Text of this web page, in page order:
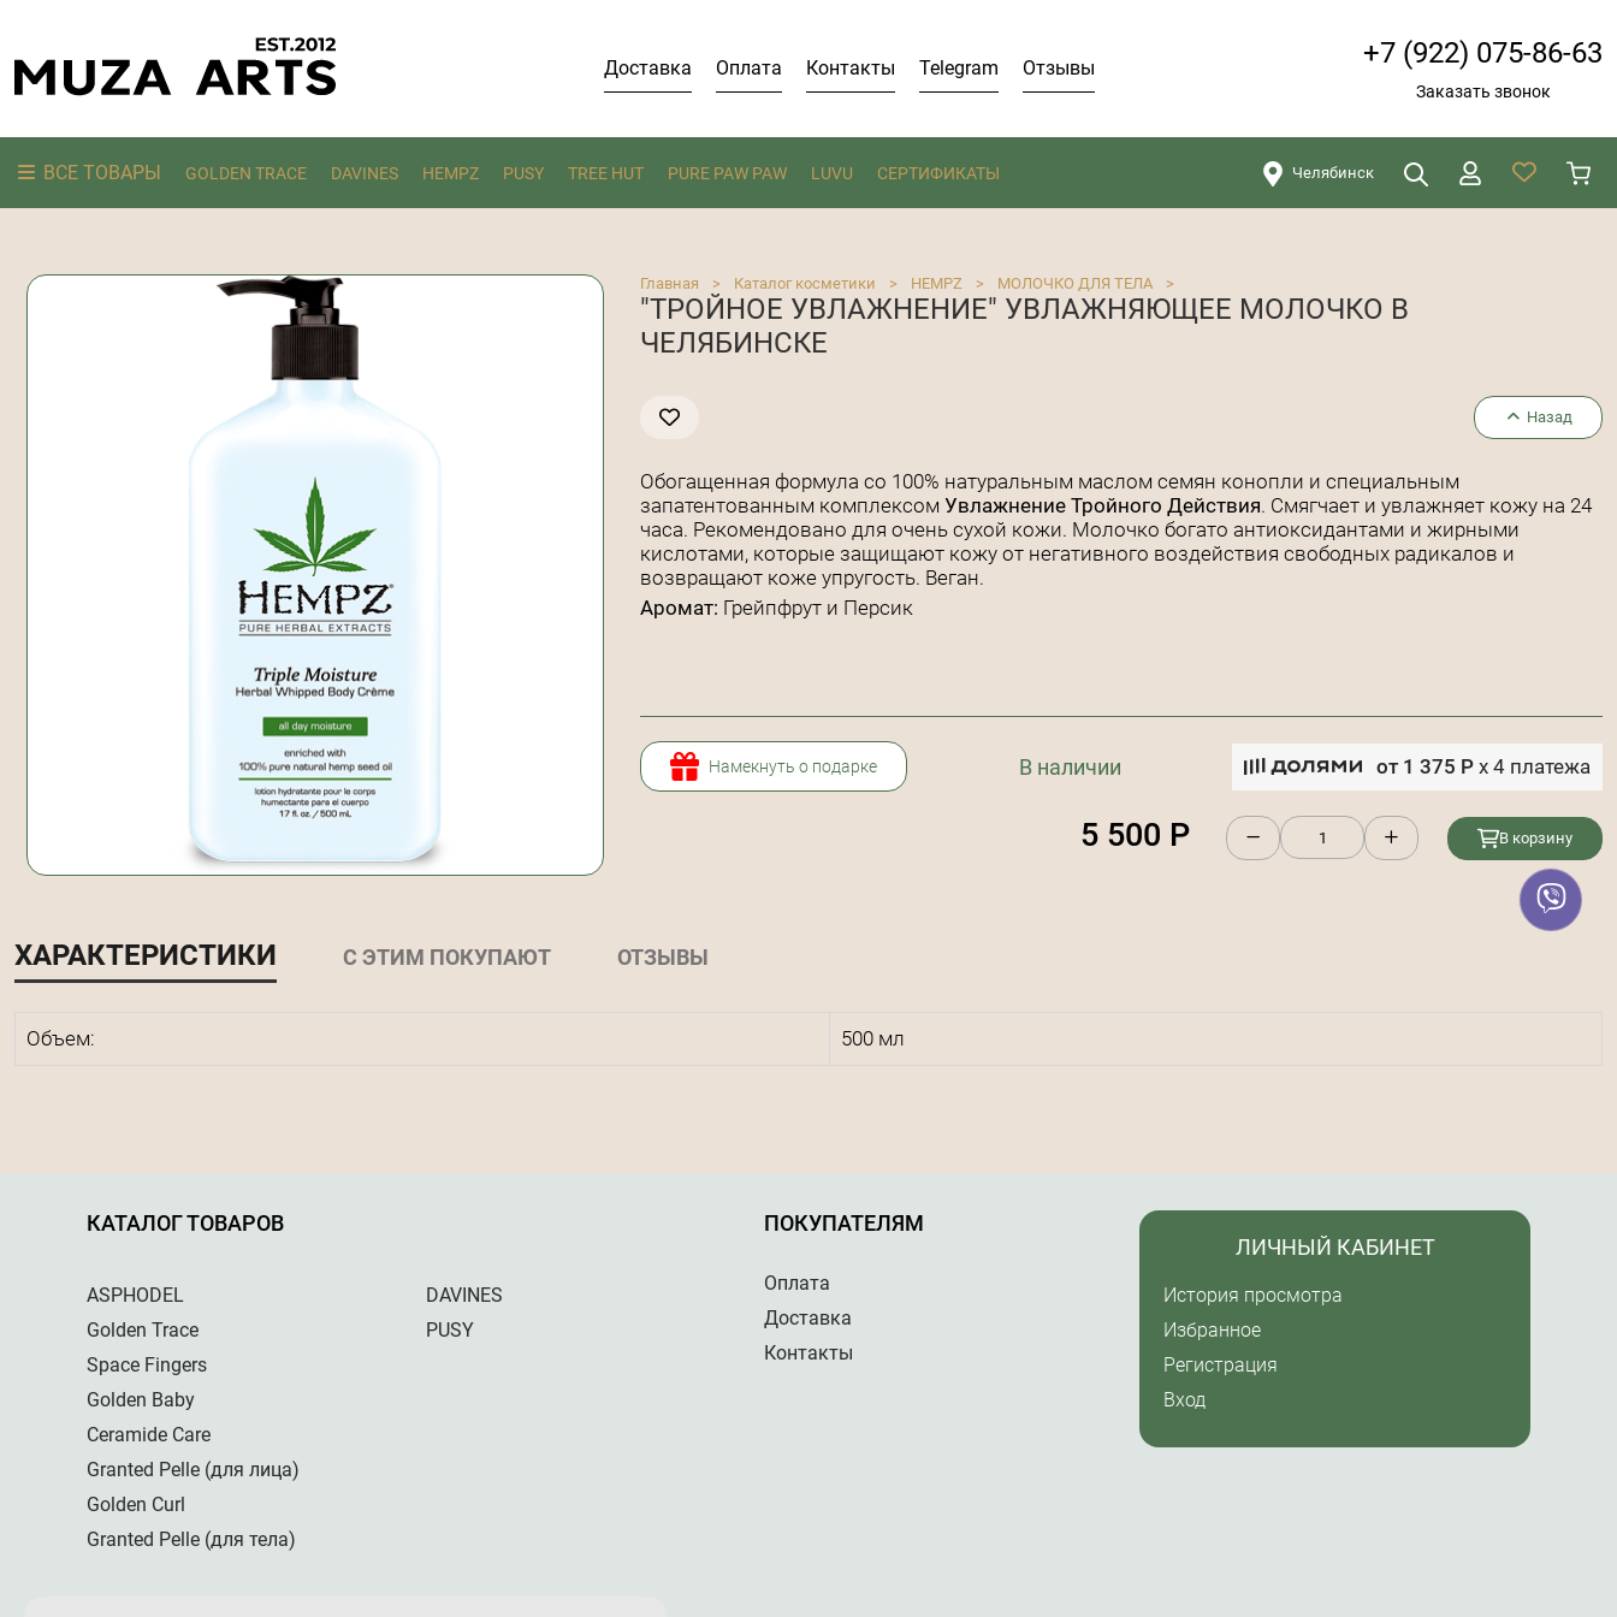
Доставка Оплата Контакты Telegram Отзывы +7 (922) 075-86-63
Заказать звонок
ВСЕ ТОВАРЫ GOLDEN TRACE DAVINES HEMPZ PUSY TREE HUT PURE PAW PAW LUVU СЕРТИФИКАТЫ Челябинск
Главная
> Каталог косметики > HEMPZ > МОЛОЧКО ДЛЯ ТЕЛА >
"ТРОЙНОЕ УВЛАЖНЕНИЕ" УВЛАЖНЯЮЩЕЕ МОЛОЧКО В
ЧЕЛЯБИНСКЕ
Назад
Обогащенная формула со 100% натуральным маслом семян конопли и специальным
запатентованным комплексом Увлажнение Тройного Действия. Смягчает и увлажняет кожу на 24
часа. Рекомендовано для очень сухой кожи. Молочко богато антиоксидантами и жирными
кислотами, которые защищают кожу от негативного воздействия свободных радикалов и
возвращают коже упругость. Веган.
Аромат: Грейпфрут и Персик
Намекнуть о подарке В наличии от 1 375 Р x 4 платежа
5 500 Р В корзину
ХАРАКТЕРИСТИКИ С ЭТИМ ПОКУПАЮТ ОТЗЫВЫ
Объем: 500 мл
КАТАЛОГ ТОВАРОВ
ASPHODEL
Golden Trace
Space Fingers
Golden Baby
Ceramide Care
Granted Pelle (для лица)
Golden Curl
Granted Pelle (для тела)
DAVINES
PUSY
ПОКУПАТЕЛЯМ
Оплата
Доставка
Контакты
ЛИЧНЫЙ КАБИНЕТ
История просмотра
Избранное
Регистрация
Вход